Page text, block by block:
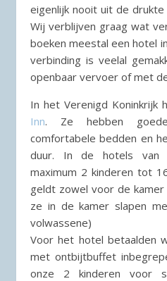
eigenlijk nooit uit de
Wij verblijven graag wat
boeken meestal een hotel
verbinding is veelal
openbaar vervoer of met
In het Verenigd Koninkrijk
Inn. Ze hebben
comfortabele bedden en
duur. In de hotels van
maximum 2 kinderen tot
geldt zowel voor de
ze in de kamer slapen
volwassene)
Voor het hotel betaalden
met ontbijtbuffet
onze 2 kinderen voor